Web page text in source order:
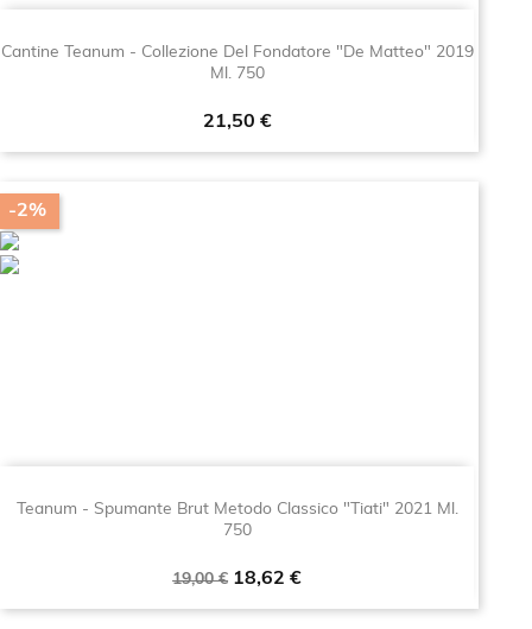
Cantine Teanum - Collezione Del Fondatore "De Matteo" 2019
Ml. 750
Prezzo
21,50 €
Teanum - Spumante Brut Metodo Classico "Tiati" 2021 Ml.
750
Prezzo
19,00 € Prezzo
18,62 €
-2%